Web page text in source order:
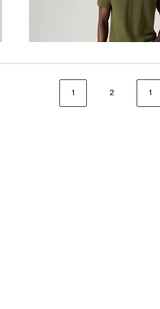
1 2 1